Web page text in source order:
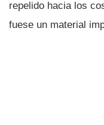
repelido hacia los
fuese un material